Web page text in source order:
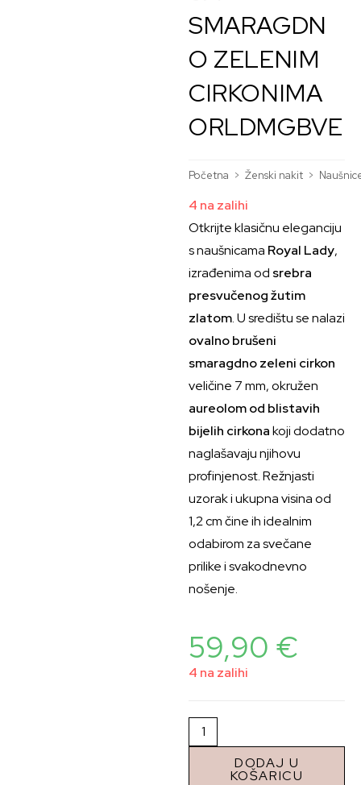
SMARAGDN
O ZELENIM
CIRKONIMA
ORLDMGBVE
Početna > Ženski nakit >
4 na zalihi
Otkrijte klasičnu eleganciju
s naušnicama Royal Lady,
izrađenima od srebra
presvučenog žutim
zlatom. U središtu se nalazi
ovalno brušeni
smaragdno zeleni cirkon
veličine 7 mm, okružen
aureolom od blistavih
bijelih cirkonakoji dodatno
naglašavaju njihovu
profinjenost. Režnjasti
uzorak i ukupna visina od
1,2 cm čine ih idealnim
odabirom za svečane
prilike i svakodnevno
nošenje.
59,90 €
4 na zalihi
DODAJ U
KOŠARICU